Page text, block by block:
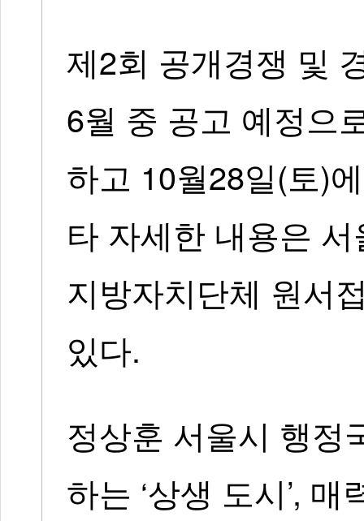
제2회 공개경쟁 및
6월 중 공고 예정으
하고 10월28일(토)
타 자세한 내용은
지방자치단체 원서
있다.
정상훈 서울시 행정
하는 ‘상생 도시’, 매